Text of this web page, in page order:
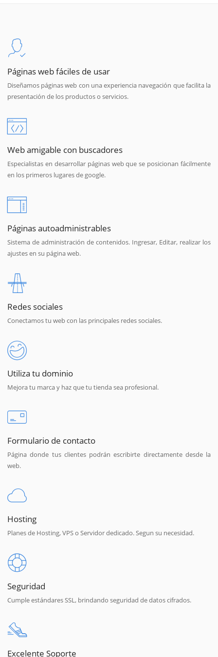
Páginas web fáciles de usar
Diseñamos páginas web con una experiencia navegación que facilita la
presentación de los productos o servicios.
Web amigable con buscadores
Especialistas en desarrollar páginas web que se posicionan fácilmente
en los primeros lugares de google.
Páginas autoadministrables
Sistema de administración de contenidos. Ingresar, Editar, realizar los
ajustes en su página web.
Redes sociales
Conectamos tu web con las principales redes sociales.
Utiliza tu dominio
Mejora tu marca y haz que tu tienda sea profesional.
Formulario de contacto
Página donde tus clientes podrán escribirte directamente desde la
web.
Hosting
Planes de Hosting, VPS o Servidor dedicado. Segun su necesidad.
Seguridad
Cumple estándares SSL, brindando seguridad de datos cifrados.
Excelente Soporte